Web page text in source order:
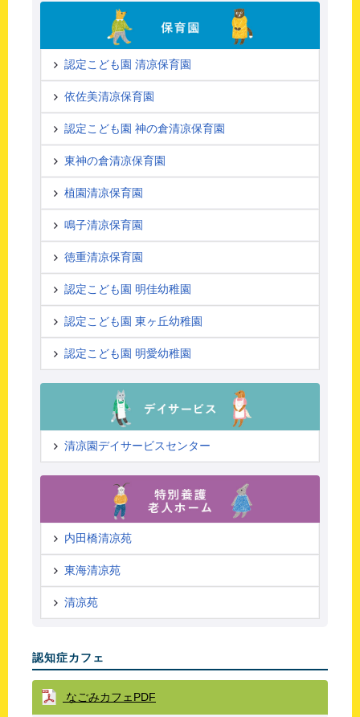
認定こども園 清凉保育園
依佐美清凉保育園
認定こども園 神の倉清凉保育園
東神の倉清凉保育園
植園清凉保育園
鳴子清凉保育園
徳重清凉保育園
認定こども園 明佳幼稚園
認定こども園 東ヶ丘幼稚園
認定こども園 明愛幼稚園
清凉園デイサービスセンター
内田橋清凉苑
東海清凉苑
清凉苑
認知症カフェ
なごみカフェPDF